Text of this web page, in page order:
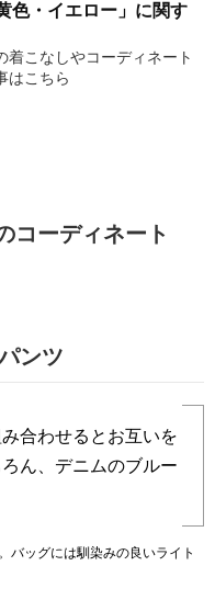
色・イエロー」に関す
着こなしやコーディネート
はこちら
コーディネート
ンツ
合わせるとお互いを
ん、デニムのブルー
バッグには馴染みの良いライト